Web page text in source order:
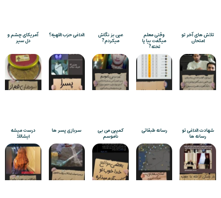
تلاش های آخر تو
امتحان
وقتی معلم
میگفت بیا پا
تخته?
عین بز نگاش
میکردم?
الداغی حزب اللهیه؟ آمریکای چشم و
دل سیر
شهادت الداغی تو
رسانه ها
رسانه طبقاتی کمپین من بی
ناموسم
سربازی پسر ها درست میشه
ایشاللا